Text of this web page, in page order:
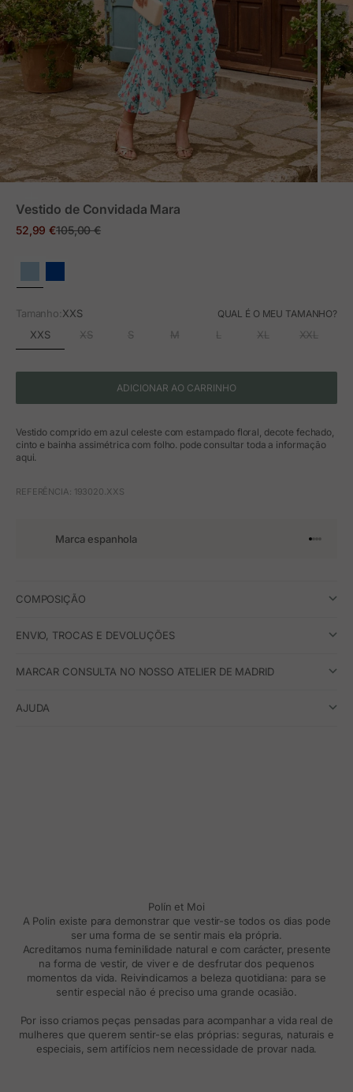
Vestido de Convidada Mara
Preço em promoção
52,99 €Preço normal
105,00 €
Tamanho:XXS QUAL É O MEU TAMANHO?
XXS XS S M L XL XXL
ADICIONAR AO CARRINHO
Vestido comprido em azul celeste com estampado floral, decote fechado,
cinto e bainha assimétrica com folho. pode consultar toda a informação
aqui.
REFERÊNCIA: 193020.XXS
Marca espanhola Ir para o
Ir para
Ir para
Ir para
COMPOSIÇÃO
ENVIO, TROCAS E DEVOLUÇÕES
MARCAR CONSULTA NO NOSSO ATELIER DE MADRID
AJUDA
Polín et Moi
A Polin existe para demonstrar que vestir-se todos os dias pode
ser uma forma de se sentir mais ela própria.
Acreditamos numa feminilidade natural e com carácter, presente
na forma de vestir, de viver e de desfrutar dos pequenos
momentos da vida. Reivindicamos a beleza quotidiana: para se
sentir especial não é preciso uma grande ocasião.
Por isso criamos peças pensadas para acompanhar a vida real de
mulheres que querem sentir-se elas próprias: seguras, naturais e
especiais, sem artifícios nem necessidade de provar nada.